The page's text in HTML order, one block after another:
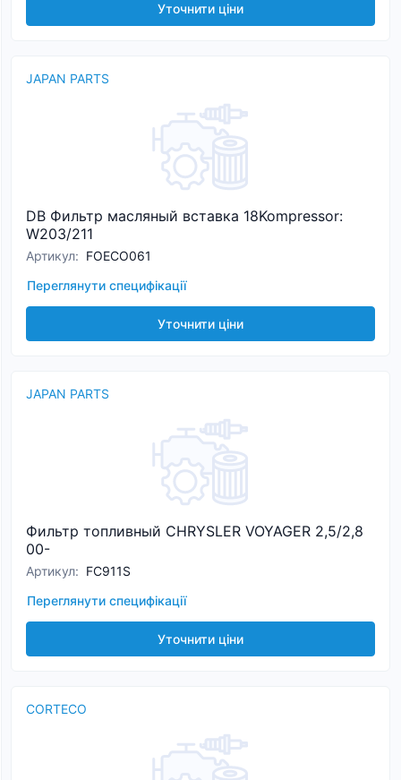
Уточнити ціни
JAPAN PARTS
DB Фильтр масляный вставка 18Kompressor:
W203/211
Артикул: FOECO061
Переглянути специфікації
Уточнити ціни
JAPAN PARTS
Фильтр топливный CHRYSLER VOYAGER 2,5/2,8
00-
Артикул: FC911S
Переглянути специфікації
Уточнити ціни
CORTECO